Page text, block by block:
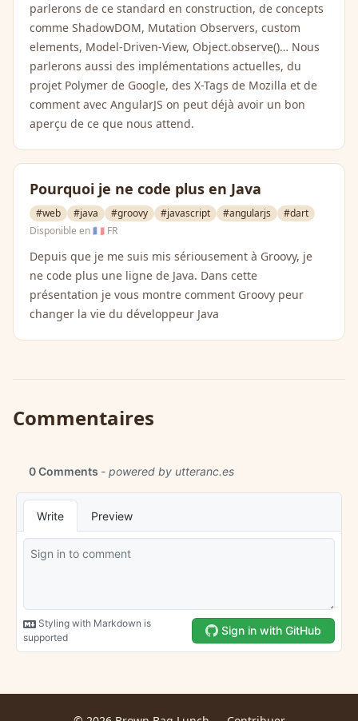
parlerons de ce standard en construction, de concepts
comme ShadowDOM, Mutation Observers, custom
elements, Model-Driven-View, Object.observe()… Nous
parlerons aussi des implémentations actuelles, du
projet Polymer de Google, des X-Tags de Mozilla et de
comment avec AngularJS on peut déjà avoir un bon
aperçu de ce que nous attend.
Pourquoi je ne code plus en Java
#web #java #groovy #javascript #angularjs
#dart
Disponible en🇫🇷 FR
Depuis que je me suis mis sériousement à Groovy, je
ne code plus une ligne de Java. Dans cette
présentation je vous montre comment Groovy peur
changer la vie du développeur Java
Commentaires